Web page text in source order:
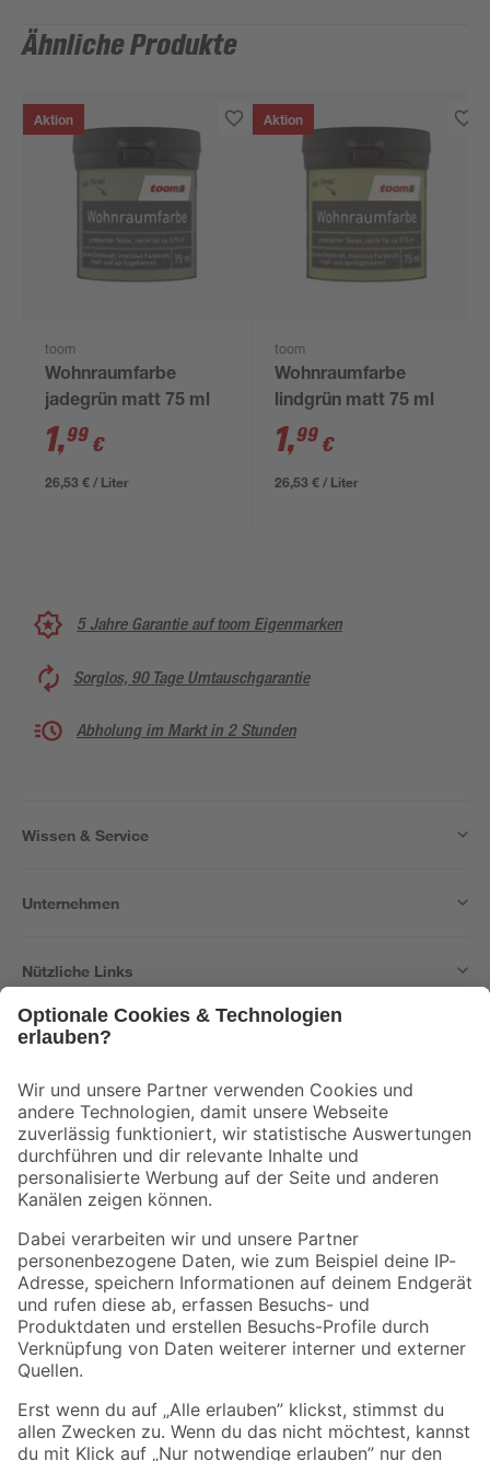
Ähnliche Produkte
Aktion
toom
Wohnraumfarbe
jadegrün matt 75 ml
1,99 €
26,53 € / Liter
Aktion
toom
Wohnraumfarbe
lindgrün matt 75 ml
1,99 €
26,53 € / Liter
5 Jahre Garantie auf toom Eigenmarken
Sorglos, 90 Tage Umtauschgarantie
Abholung im Markt in 2 Stunden
Wissen & Service
Unternehmen
Nützliche Links
Bleib auf dem Laufenden mit unserem Newsletter
Der toom Newsletter: Keine Angebote und Aktionen mehr verpassen!
Zur Newsletter Anmeldung
Folge uns
Zahlungsarten Versandarten
Sicher einkaufen